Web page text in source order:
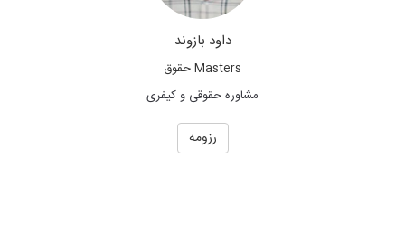
داود بازوند
Masters حقوق
مشاوره حقوقی و کیفری
رزومه